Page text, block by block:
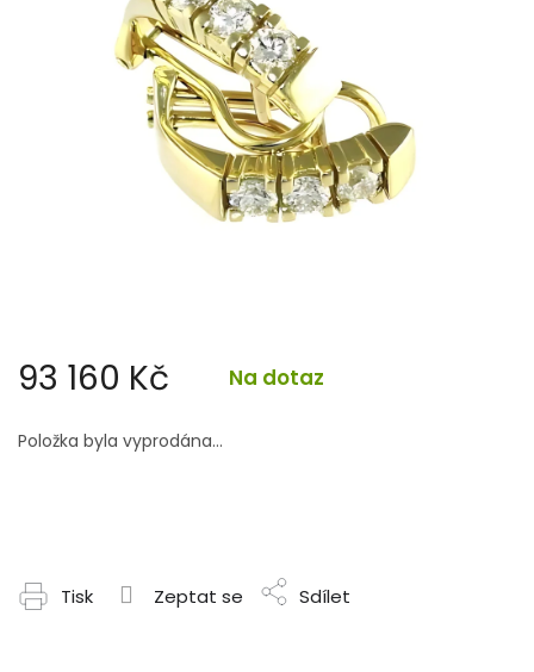
93 160 Kč Na dotaz
cena:
Položka byla vyprodána…
Tisk Zeptat se Sdílet